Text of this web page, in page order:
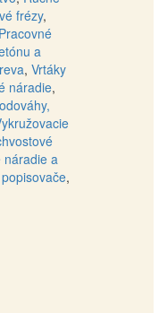
frézy,
Pracovné
a
, Vrtáky
náradie,
náradie a
,